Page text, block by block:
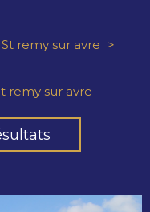
St remy sur avre
remy sur avre